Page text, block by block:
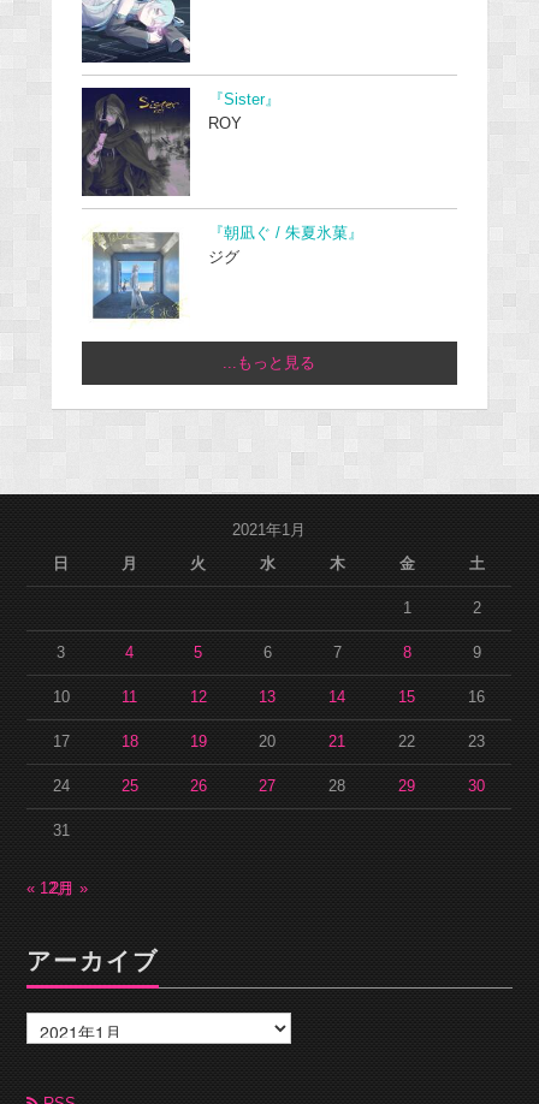
『Sister』
ROY
『朝凪ぐ / 朱夏氷菓』
ジグ
...もっと見る
2021年1月
日
月 火 水 木 金 土
1 2
3 4 5 6 7 8 9
10 11 12 13 14 15 16
17 18 19 20 21 22 23
24 25 26 27 28 29 30
31
« 12月2月 »
アーカイブ
ー
カ
ブ